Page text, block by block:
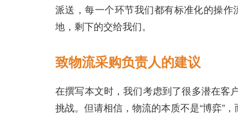
派送，每一个环节我们都有标准化的操
地，剩下的交给我们。
致物流采购负责人的建议
在撰写本文时，我们考虑到了很多潜在客
挑战。但请相信，物流的本质不是“博弈”，